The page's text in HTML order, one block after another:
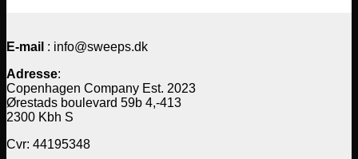
E-mail : info@sweeps.dk
Adresse:
Copenhagen Company Est. 2023
Ørestads boulevard 59b 4,-413
2300 Kbh S
Cvr: 44195348